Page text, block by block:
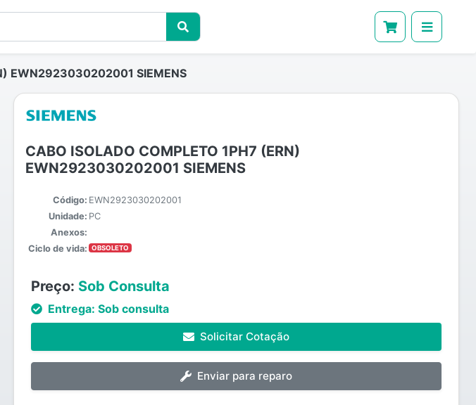
EWN2923030202001 SIEMENS
CABO ISOLADO COMPLETO 1PH7 (ERN)
EWN2923030202001 SIEMENS
Código: EWN2923030202001
Unidade: PC
Anexos:
Ciclo de vida:
OBSOLETO
Preço: Sob Consulta
Entrega: Sob consulta
Solicitar Cotação
Enviar para reparo